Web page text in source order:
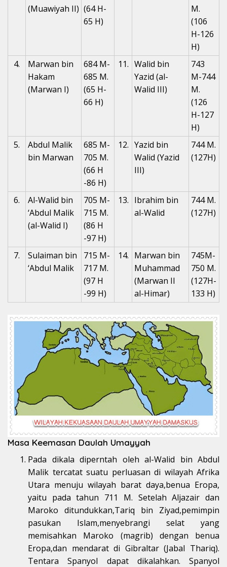
(Muawiyah II) (64 H-
65 H)
M.
(106
H-126
H)
4.
Marwan bin
Hakam
(Marwan I)
684 M-
685 M.
(65 H-
66 H)
11. Walid bin
Yazid (al-
Walid III)
743
M-744
M.
(126
H-127
H)
5.
Abdul Malik
bin Marwan
685 M-
705 M.
(66 H
-86 H)
12. Yazid bin
Walid (Yazid
III)
744 M.
(127H)
6.
Al-Walid bin
‘Abdul Malik
(al-Walid I)
705 M-
715 M.
(86 H
-97 H)
13. Ibrahim bin
al-Walid
744 M.
(127H)
7.
Sulaiman bin
‘Abdul Malik
715 M-
717 M.
(97 H
-99 H)
14. Marwan bin
Muhammad
(Marwan II
al-Himar)
745M-
750 M.
(127H-
133 H)
Masa Keemasan Daulah Umayyah
Pada dikala diperntah oleh al-Walid bin Abdul
Malik tercatat suatu perluasan di wilayah Afrika
Utara menuju wilayah barat daya,benua Eropa,
yaitu pada tahun 711 M. Setelah Aljazair dan
Maroko ditundukkan,Tariq bin Ziyad,pemimpin
pasukan Islam,menyebrangi selat yang
memisahkan Maroko (magrib) dengan benua
Eropa,dan mendarat di Gibraltar (Jabal Thariq).
Tentara Spanyol dapat dikalahkan. Spanyol